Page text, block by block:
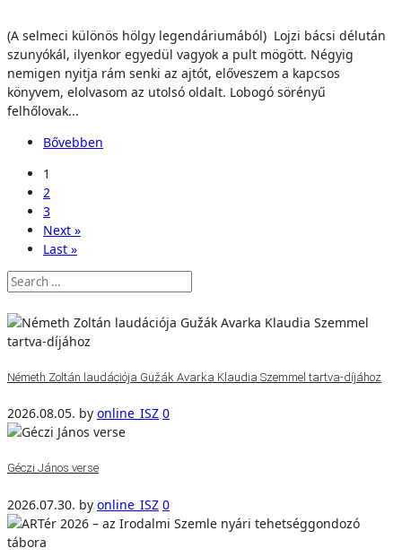
(A selmeci különös hölgy legendáriumából) Lojzi bácsi délután
szunyókál, ilyenkor egyedül vagyok a pult mögött. Négyig
nemigen nyitja rám senki az ajtót, előveszem a kapcsos
könyvem, elolvasom az utolsó oldalt. Lobogó sörényű
felhőlovak...
Bővebben
1
2
3
Next »
Last »
Németh Zoltán laudációja Gužák Avarka Klaudia Szemmel tartva-díjához
2026.08.05. by online_ISZ 0
Géczi János verse
2026.07.30. by online_ISZ 0